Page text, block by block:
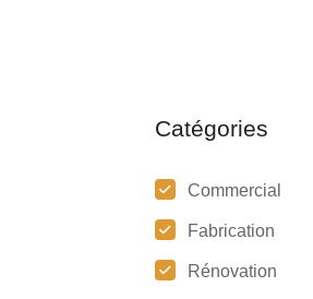
Catégories
Commercial
Fabrication
Rénovation